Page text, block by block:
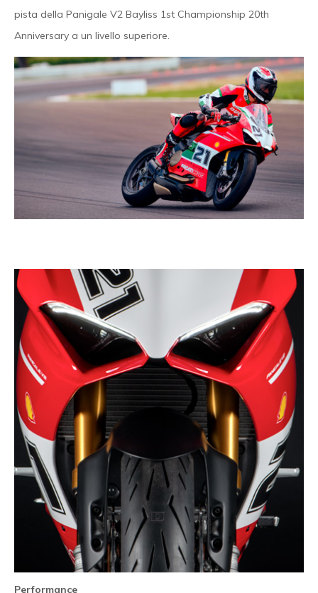
pista della Panigale V2 Bayliss 1st Championship 20th
Anniversary a un livello superiore.
Performance